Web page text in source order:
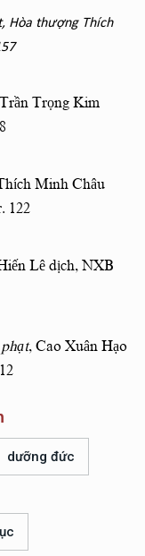
Hòa thượng Thích
Trọng Kim
Minh Châu
122
Lê dịch, NXB
, Cao Xuân Hạo
dưỡng đức